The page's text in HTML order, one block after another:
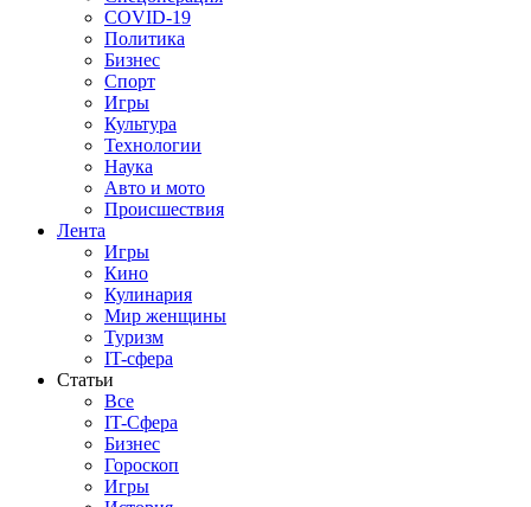
COVID-19
Политика
Бизнес
Спорт
Игры
Культура
Технологии
Наука
Авто и мото
Происшествия
Лента
Игры
Кино
Кулинария
Мир женщины
Туризм
IT-сфера
Статьи
Все
IT-Сфера
Бизнес
Гороскоп
Игры